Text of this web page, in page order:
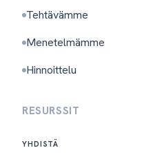
Tehtävämme
Menetelmämme
Hinnoittelu
RESURSSIT
YHDISTÄ